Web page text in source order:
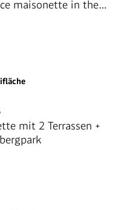
maisonette in the
mit 2 Terrassen +